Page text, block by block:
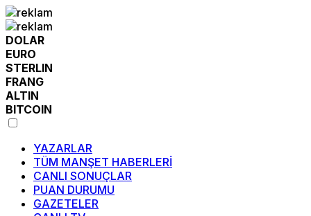
DOLAR
EURO
STERLIN
FRANG
ALTIN
BITCOIN
YAZARLAR
TÜM MANŞET HABERLERİ
CANLI SONUÇLAR
PUAN DURUMU
GAZETELER